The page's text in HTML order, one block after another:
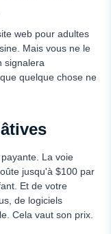
web pour adultes
Mais vous ne le
signalera
quelque chose ne
La voie
jusqu'à $100 par
Et de votre
de logiciels
Cela vaut son prix.